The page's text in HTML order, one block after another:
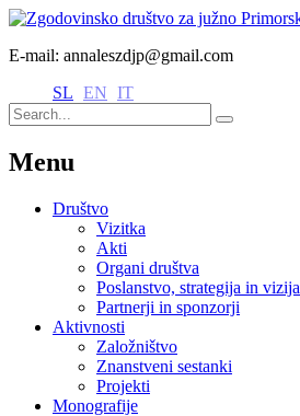
E-mail: annaleszdjp@gmail.com
SL EN IT
Menu
Društvo
Vizitka
Akti
Organi društva
Poslanstvo, strategija in vizija
Partnerji in sponzorji
Aktivnosti
Založništvo
Znanstveni sestanki
Projekti
Monografije